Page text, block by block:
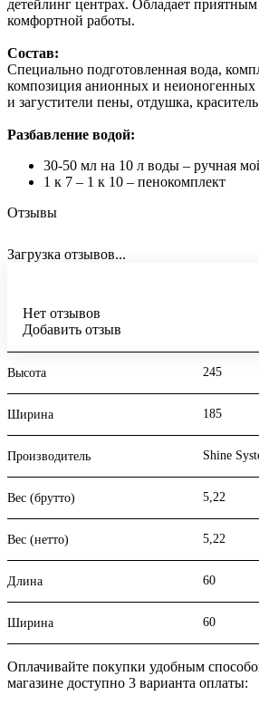
детейлинг центрах. Обладает
комфортной работы.
Состав:
Специально подготовленная вода,
композиция анионных и
и загустители пены, отдушка,
Разбавление водой:
30-50 мл на 10 л воды – ручная
1 к 7 – 1 к 10 – пенокомплект
Отзывы
Загрузка отзывов...
Нет отзывов
Добавить отзыв
Высота 245
Ширина 185
Производитель Shine
Вес (брутто) 5,22
Вес (нетто) 5,22
Длина 60
Ширина 60
Оплачивайте покупки удобным
магазине доступно 3 варианта оплаты: